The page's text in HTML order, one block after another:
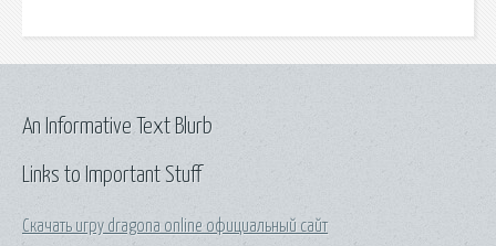
Links to Important Stuff
Скачать игру dragona online официальный сайт
An Informative Text Blurb